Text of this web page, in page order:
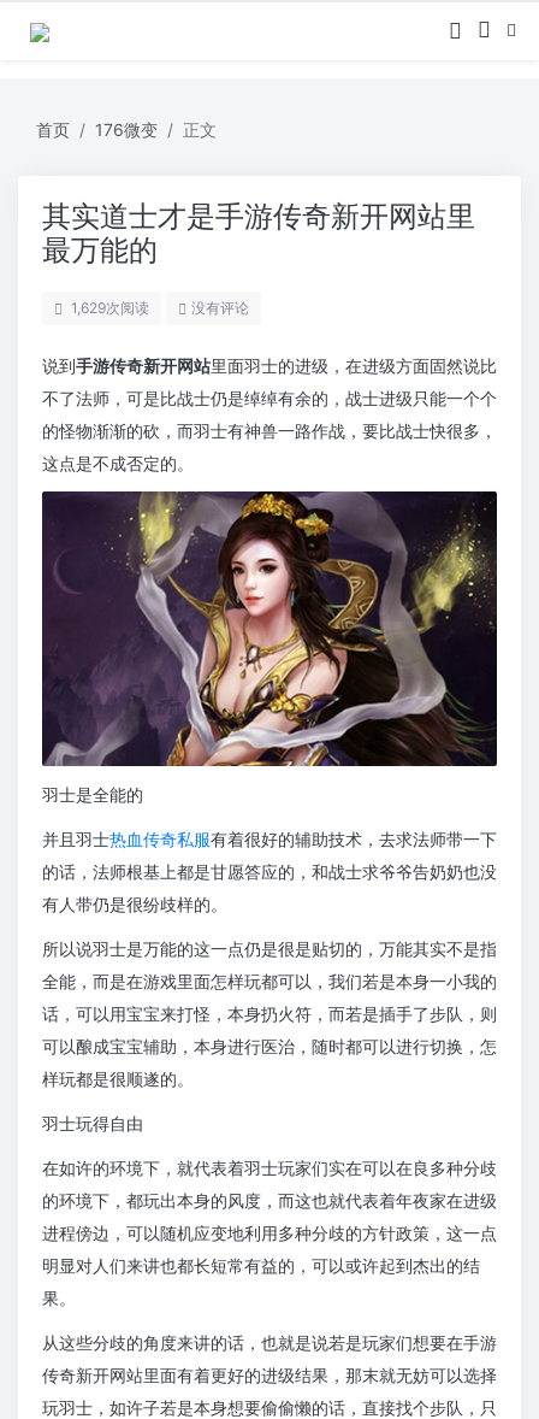
首页 176微变 正文
其实道士才是手游传奇新开网站里
最万能的
1,629次阅读 没有评论
说到手游传奇新开网站里面羽士的进级，在进级方面固然说比
不了法师，可是比战士仍是绰绰有余的，战士进级只能一个个
的怪物渐渐的砍，而羽士有神兽一路作战，要比战士快很多，
这点是不成否定的。
羽士是全能的
并且羽士热血传奇私服有着很好的辅助技术，去求法师带一下
的话，法师根基上都是甘愿答应的，和战士求爷爷告奶奶也没
有人带仍是很纷歧样的。
所以说羽士是万能的这一点仍是很是贴切的，万能其实不是指
全能，而是在游戏里面怎样玩都可以，我们若是本身一小我的
话，可以用宝宝来打怪，本身扔火符，而若是插手了步队，则
可以酿成宝宝辅助，本身进行医治，随时都可以进行切换，怎
样玩都是很顺遂的。
羽士玩得自由
在如许的环境下，就代表着羽士玩家们实在可以在良多种分歧
的环境下，都玩出本身的风度，而这也就代表着年夜家在进级
进程傍边，可以随机应变地利用多种分歧的方针政策，这一点
明显对人们来讲也都长短常有益的，可以或许起到杰出的结
果。
从这些分歧的角度来讲的话，也就是说若是玩家们想要在手游
传奇新开网站里面有着更好的进级结果，那末就无妨可以选择
玩羽士，如许子若是本身想要偷偷懒的话，直接找个步队，只